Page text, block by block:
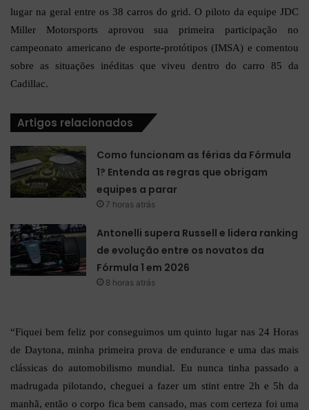
lugar na geral entre os 38 carros do grid. O piloto da equipe JDC
Miller Motorsports aprovou sua primeira participação no
campeonato americano de esporte-protótipos (IMSA) e comentou
sobre as situações inéditas que viveu dentro do carro 85 da
Cadillac.
Artigos relacionados
Como funcionam as férias da Fórmula
1? Entenda as regras que obrigam
equipes a parar
7 horas atrás
Antonelli supera Russell e lidera ranking
de evolução entre os novatos da
Fórmula 1 em 2026
8 horas atrás
“Fiquei bem feliz por conseguimos um quinto lugar nas 24 Horas
de Daytona, minha primeira prova de endurance e uma das mais
clássicas do automobilismo mundial. Eu nunca tinha passado a
madrugada pilotando, cheguei a fazer um stint entre 2h e 5h da
manhã, então o corpo fica bem cansado, mas com certeza foi uma